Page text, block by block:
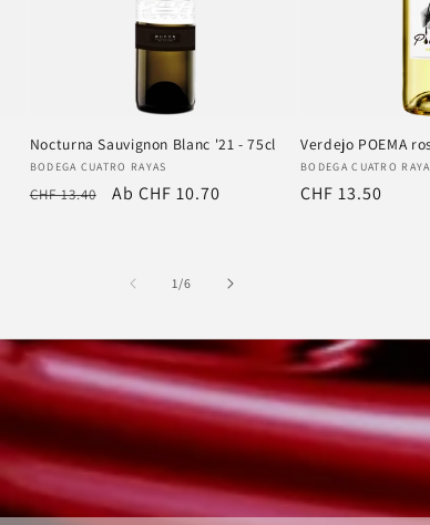
Nocturna Sauvignon Blanc '21 - 75cl
Anbieter:
BODEGA CUATRO RAYAS
Normaler
CHF 13.40 Verkaufspreis
Ab CHF 10.70
Verdejo POEMA
Anbieter:
BODEGA CUATRO
Normaler
CHF 13.50
1/von
6